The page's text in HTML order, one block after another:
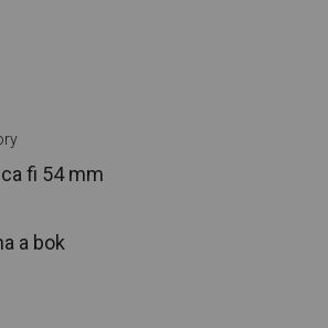
fi 54 mm
a bok